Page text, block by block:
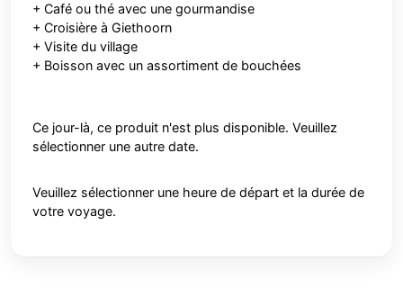
+ Café ou thé avec une gourmandise
+ Croisière à Giethoorn
+ Visite du village
+ Boisson avec un assortiment de bouchées
Ce jour-là, ce produit n'est plus disponible. Veuillez
sélectionner une autre date.
Veuillez sélectionner une heure de départ et la durée de
votre voyage.